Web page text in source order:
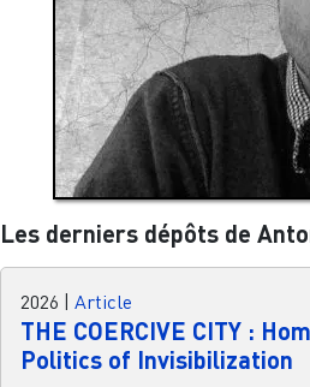
Les derniers dépôts de
2026 Article
THE COERCIVE CITY :
Politics of Invisibilization